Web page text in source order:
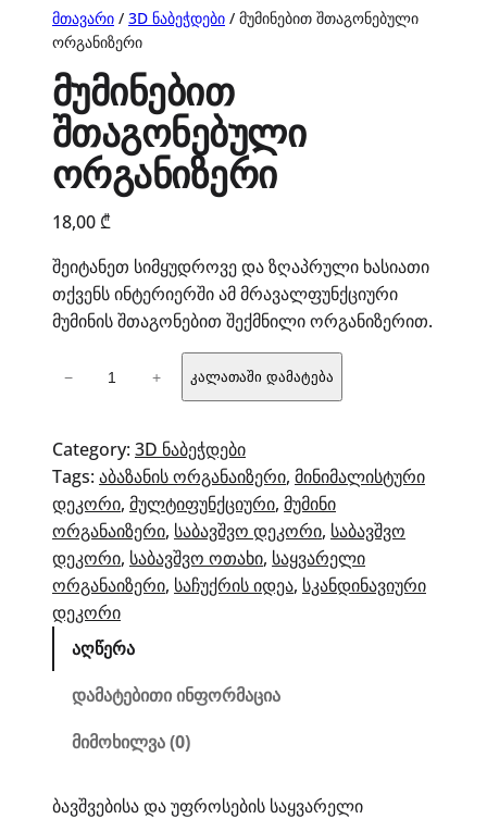
მთავარი / 3D ნაბეჭდები / მუმინებით შთაგონებული
ორგანიზერი
მუმინებით
შთაგონებული
ორგანიზერი
18,00₾
შეიტანეთ სიმყუდროვე და ზღაპრული ხასიათი
თქვენს ინტერიერში ამ მრავალფუნქციური
მუმინის შთაგონებით შექმნილი ორგანიზერით.
ორგანიზერი
− + კალათაში დამატება
Category: 3D ნაბეჭდები
Tags: აბაზანის ორგანაიზერი, მინიმალისტური
დეკორი, მულტიფუნქციური, მუმინი
ორგანაიზერი, საბავშვო დეკორი, საბავშვო
დეკორი, საბავშვო ოთახი, საყვარელი
ორგანაიზერი, საჩუქრის იდეა, სკანდინავიური
დეკორი
აღწერა
დამატებითი ინფორმაცია
მიმოხილვა (0)
ბავშვებისა და უფროსების საყვარელი